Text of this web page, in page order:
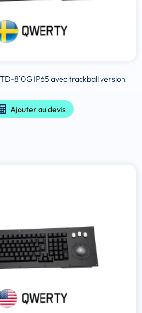
810G IP65 avec trackball version
Ajouter au devis